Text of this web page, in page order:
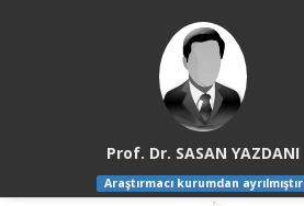
Prof. Dr. SASAN YAZDANI
Araştırmacı kurumdan ayrılmıştır